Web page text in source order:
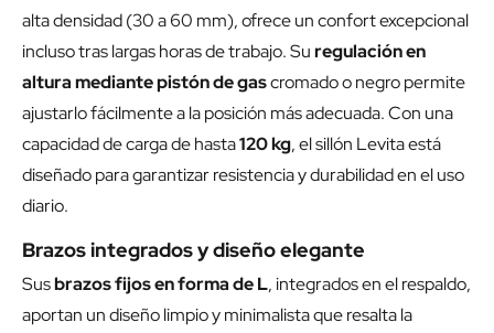
alta densidad (30 a 60 mm), ofrece un confort excepcional
incluso tras largas horas de trabajo. Suregulación en
altura mediante pistón de gascromado o negro permite
ajustarlo fácilmente a la posición más adecuada. Con una
capacidad de carga de hasta120 kg, el sillón Levita está
diseñado para garantizar resistencia y durabilidad en el uso
diario.
Brazos integrados y diseño elegante
Susbrazos fijos en forma de L, integrados en el respaldo,
aportan un diseño limpio y minimalista que resalta la